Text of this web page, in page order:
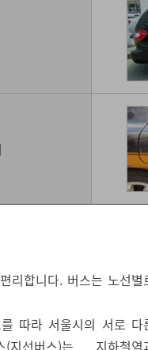
리합니다. 버스는 노선별
따라 서울시의 서로 다
선버스)는 지하철역